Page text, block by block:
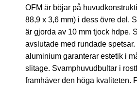
OFM är böjar på
88,9 x 3,6 mm) i dess övre del.
är gjorda av 10 mm tjock hdpe.
avslutade med rundade spetsar.
aluminium garanterar estetik i
slitage. Svamphuvudbultar i
framhäver den höga kvaliteten.